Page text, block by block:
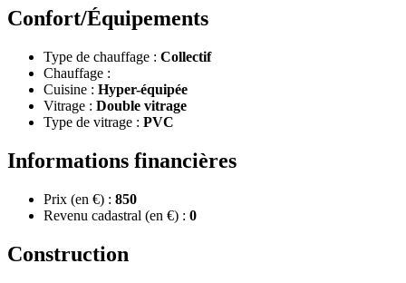
Confort/Équipements
Type de chauffage : Collectif
Chauffage :
Cuisine : Hyper-équipée
Vitrage : Double vitrage
Type de vitrage : PVC
Informations financières
Prix (en €) : 850
Revenu cadastral (en €) : 0
Construction